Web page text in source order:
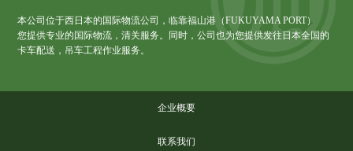
本公司位于西日本的国际物流公司，临靠福山港（FUKUYAMA PORT）
您提供专业的国际物流，清关服务。同时，公司也为您提供发往日本全国的
卡车配送，吊车工程作业服务。
企业概要
联系我们